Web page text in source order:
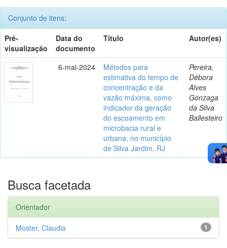
Conjunto de itens:
Pré-
visualização
Data do
documento
Título Autor(es)
6-mai-2024
Métodos para
estimativa do tempo de
concentração e da
vazão máxima, como
indicador da geração
do escoamento em
microbacia rural e
urbana, no município
de Silva Jardim, RJ
Pereira,
Débora
Alves
Gonzaga
da Silva
Ballesteiro
Busca facetada
Orientador
1
Moster, Claudia